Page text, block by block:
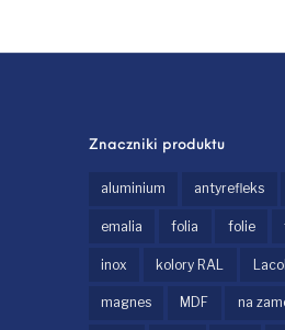
Znaczniki produktu
aluminium antyrefleks
emalia folia folie
inox kolory RAL
magnes MDF na